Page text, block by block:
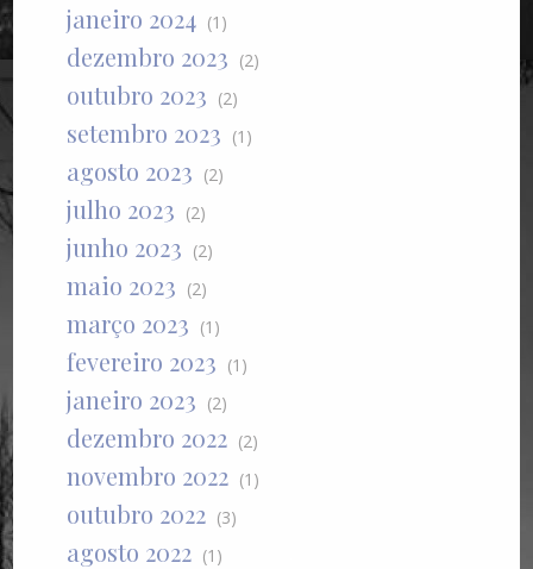
janeiro 2024 (1)
dezembro 2023 (2)
outubro 2023 (2)
setembro 2023 (1)
agosto 2023 (2)
julho 2023 (2)
junho 2023 (2)
maio 2023 (2)
março 2023 (1)
fevereiro 2023 (1)
janeiro 2023 (2)
dezembro 2022 (2)
novembro 2022 (1)
outubro 2022 (3)
agosto 2022 (1)